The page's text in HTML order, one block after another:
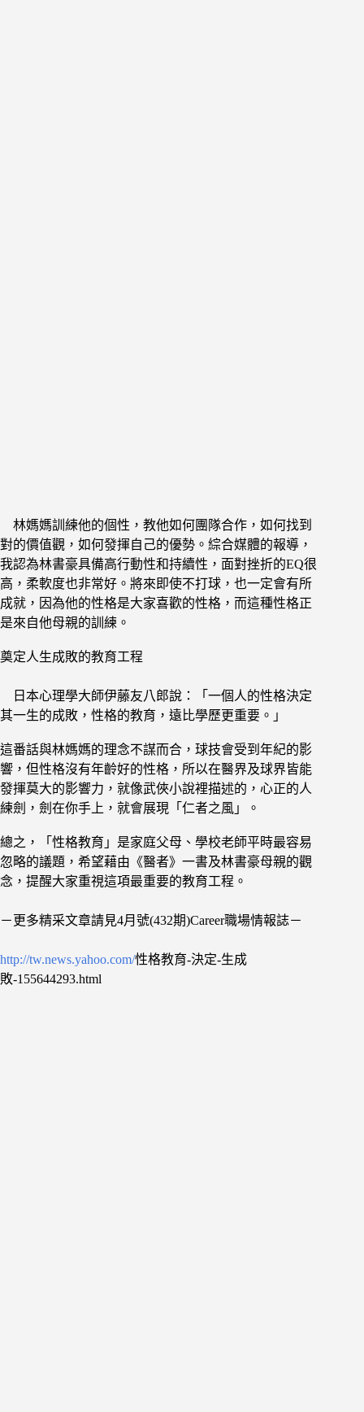
林媽媽訓練他的個性，教他如何團隊合作，如何找到
對的價值觀，如何發揮自己的優勢。綜合媒體的報導，
我認為林書豪具備高行動性和持續性，面對挫折的EQ很
高，柔軟度也非常好。將來即使不打球，也一定會有所
成就，因為他的性格是大家喜歡的性格，而這種性格正
是來自他母親的訓練。
奠定人生成敗的教育工程
日本心理學大師伊藤友八郎說：「一個人的性格決定
其一生的成敗，性格的教育，遠比學歷更重要。」
這番話與林媽媽的理念不謀而合，球技會受到年紀的影
響，但性格沒有年齡好的性格，所以在醫界及球界皆能
發揮莫大的影響力，就像武俠小說裡描述的，心正的人
練劍，劍在你手上，就會展現「仁者之風」。
總之，「性格教育」是家庭父母、學校老師平時最容易
忽略的議題，希望藉由《醫者》一書及林書豪母親的觀
念，提醒大家重視這項最重要的教育工程。
－更多精采文章請見4月號(432期)Career職場情報誌－
http://tw.news.yahoo.com/性格教育-決定-生成
敗-155644293.html